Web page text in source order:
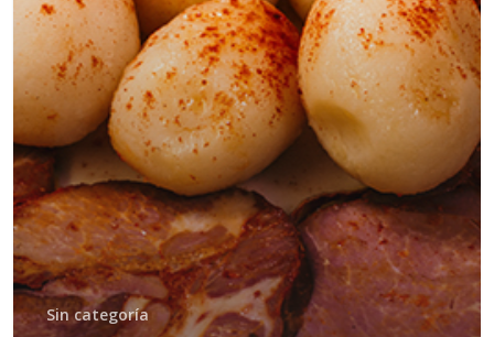
Sin categoría